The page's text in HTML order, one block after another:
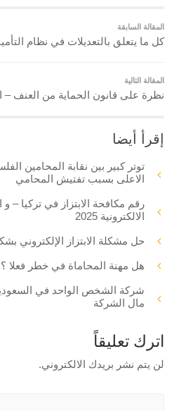
المقالة السابقة
كل ما يتعلق بالتعديلات في نظام
المقالة التالية
نظرة على قانون الحماية من العنف –
إقرأ أيضا
توتر كبير بين نقابة المحامين
الاعلى بسبب تفتيش المحامي
رقم مكافحة الابتزاز في تركيا – و
الالكترونية 2025
حل مشكلة الابتزاز الإلكتروني
هل مهنة المحاماة في خطر فعلا ؟
شركة الشخص الواحد في
مال الشركة
اترك تعليقاً
لن يتم نشر بريدك الالكتروني.